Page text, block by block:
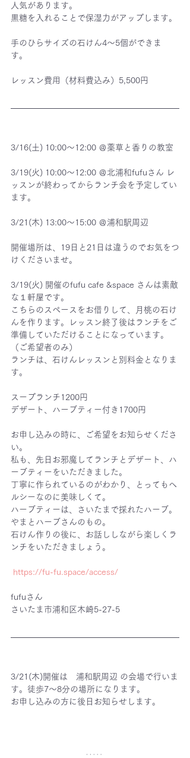
人気があります。
黒糖を入れることで保湿力がアップします。
手のひらサイズの石けん4～5個ができま
す。
レッスン費用（材料費込み）5,500円
3/16(土) 10:00～12:00 ＠薬草と香りの教室
3/19(火) 10:00～12:00 ＠北浦和fufuさん レ
ッスンが終わってからランチ会を予定してい
ます。
3/21(木) 13:00～15:00 ＠浦和駅周辺
開催場所は、19日と21日は違うのでお気をつ
けくださいませ。
3/19(火) 開催のfufu cafe &space さんは素敵
な１軒屋です。
こちらのスペースをお借りして、月桃の石け
んを作ります。レッスン終了後はランチをご
準備していただけることになっています。
（ご希望者のみ）
ランチは、石けんレッスンと別料金となりま
す。
スープランチ1200円
デザート、ハーブティー付き1700円
お申し込みの時に、ご希望をお知らせくださ
い。
私も、先日お邪魔してランチとデザート、ハ
ーブティーをいただきました。
丁寧に作られているのがわかり、とってもヘ
ルシーなのに美味しくて。
ハーブティーは、さいたまで採れたハーブ。
やまとハーブさんのもの。
石けん作りの後に、お話ししながら楽しくラ
ンチをいただきましょう。
https://fu-fu.space/access/
fufuさん
さいたま市浦和区木崎5-27-5
3/21(木)開催は　浦和駅周辺 の会場で行いま
す。徒歩7〜8分の場所になります。
お申し込みの方に後日お知らせします。